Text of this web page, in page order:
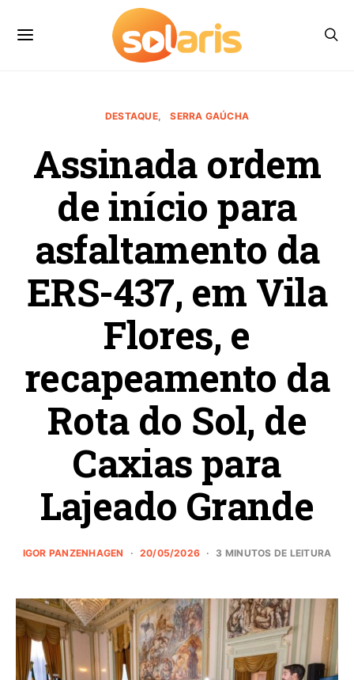
DESTAQUE SERRA GAÚCHA
Assinada ordem
de início para
asfaltamento da
ERS-437, em Vila
Flores, e
recapeamento da
Rota do Sol, de
Caxias para
Lajeado Grande
IGOR PANZENHAGEN 20/05/2026 3 MINUTOS DE LEITURA